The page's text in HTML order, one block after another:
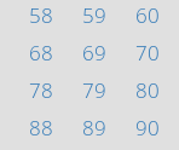
58 59
60
68 69
70
78 79
80
88 89
90